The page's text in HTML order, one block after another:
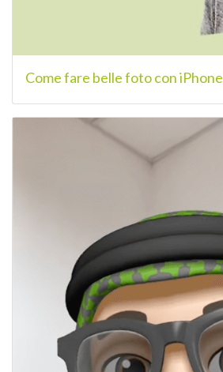
Come fare belle foto con iPhone